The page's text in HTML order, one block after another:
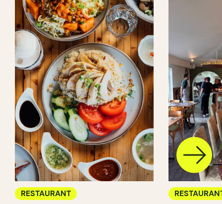
RESTAURANT